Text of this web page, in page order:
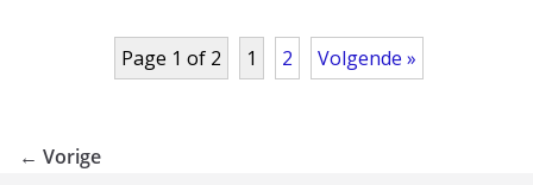
Page 1 of 2 1 2 Volgende »
← Vorige